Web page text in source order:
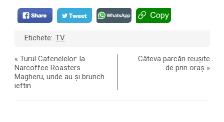
Etichete: TV
«Turul Cafenelelor: la
Narcoffee Roasters
Magheru, unde au și brunch
ieftin
Câteva parcări reușite
de prin oraș »